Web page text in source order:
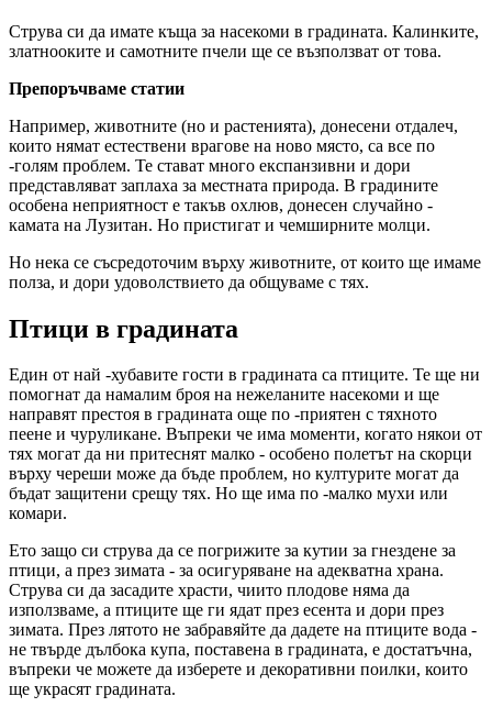
Струва си да имате къща за насекоми в градината. Калинките,
златнооките и самотните пчели ще се възползват от това.
Препоръчваме статии
Например, животните (но и растенията), донесени отдалеч,
които нямат естествени врагове на ново място, са все по
-голям проблем. Те стават много експанзивни и дори
представляват заплаха за местната природа. В градините
особена неприятност е такъв охлюв, донесен случайно -
камата на Лузитан. Но пристигат и чемширните молци.
Но нека се съсредоточим върху животните, от които ще имаме
полза, и дори удоволствието да общуваме с тях.
Птици в градината
Един от най -хубавите гости в градината са птиците. Те ще ни
помогнат да намалим броя на нежеланите насекоми и ще
направят престоя в градината още по -приятен с тяхното
пеене и чуруликане. Въпреки че има моменти, когато някои от
тях могат да ни притеснят малко - особено полетът на скорци
върху череши може да бъде проблем, но културите могат да
бъдат защитени срещу тях. Но ще има по -малко мухи или
комари.
Ето защо си струва да се погрижите за кутии за гнездене за
птици, а през зимата - за осигуряване на адекватна храна.
Струва си да засадите храсти, чиито плодове няма да
използваме, а птиците ще ги ядат през есента и дори през
зимата. През лятото не забравяйте да дадете на птиците вода -
не твърде дълбока купа, поставена в градината, е достатъчна,
въпреки че можете да изберете и декоративни поилки, които
ще украсят градината.